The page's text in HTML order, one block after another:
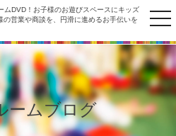
ムDVD！お子様のお遊びスペースにキッズ
の営業や商談を、円滑に進めるお手伝いを
ームブログ